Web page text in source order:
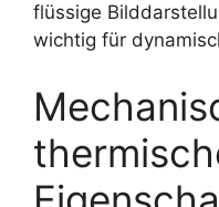
flüssige
wichtig für